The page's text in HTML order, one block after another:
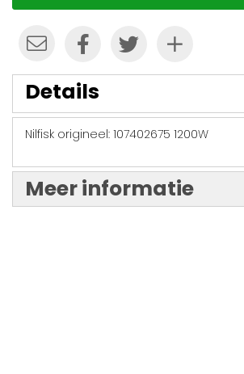
Details
Nilfisk origineel: 107402675 1200W
Meer informatie